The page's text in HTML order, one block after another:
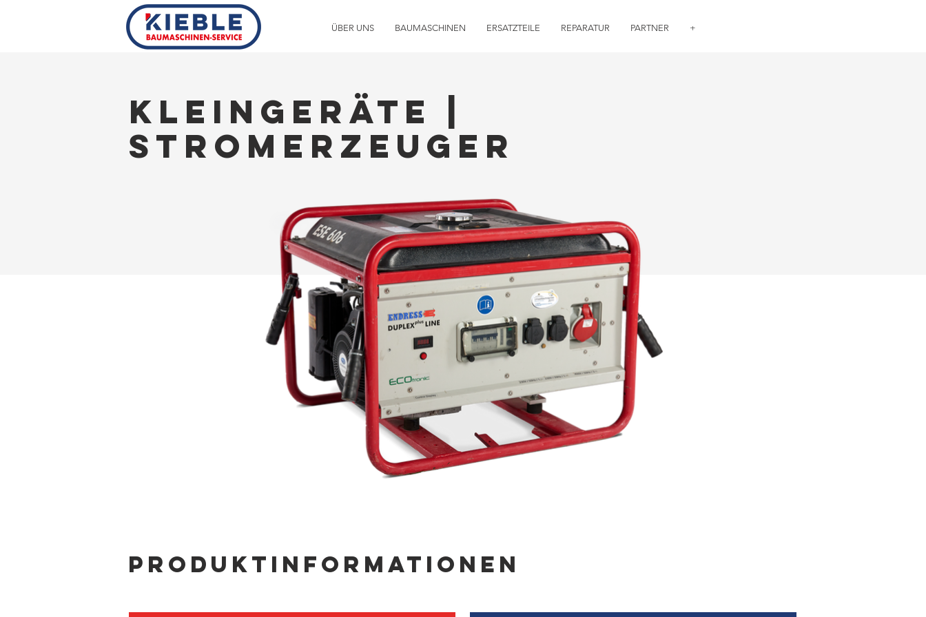
ÜBER UNS BAUMASCHINEN ERSATZTEILE REPARATUR PARTNER +
Kleingeräte
Stromerzeuger
ProduktINFORMATIONEN